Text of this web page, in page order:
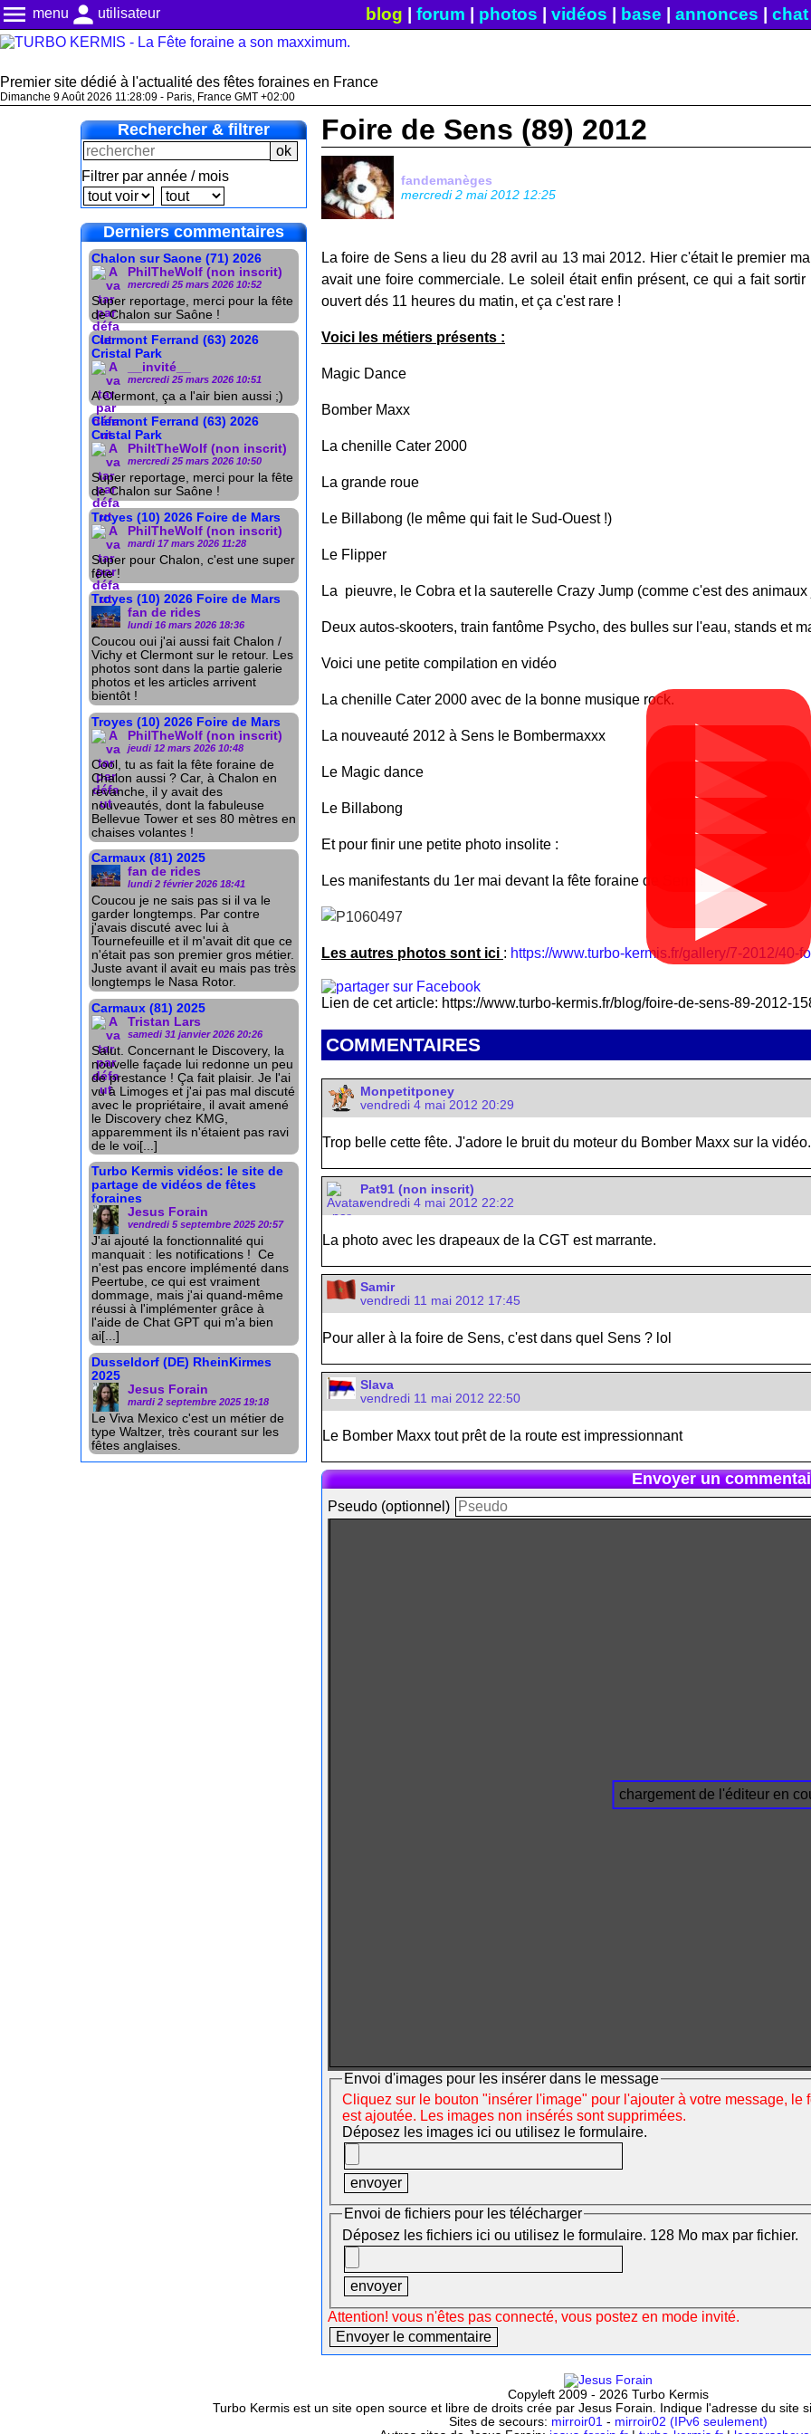
menu menu person utilisateur blog forum photos vidéos base annonces chat
Premier site dédié à l'actualité des fêtes foraines en France
Dimanche 9 Août 2026 11:28:10 - Paris, France GMT +02:00
Rechercher & filtrer
Filtrer par année / mois
Derniers commentaires
Chalon sur Saone (71) 2026
PhilTheWolf (non inscrit)
mercredi 25 mars 2026 10:52
Super reportage, merci pour la fête
de Chalon sur Saône !
Clermont Ferrand (63) 2026
Cristal Park
__invité__
mercredi 25 mars 2026 10:51
A Clermont, ça a l'air bien aussi ;)
Clermont Ferrand (63) 2026
Cristal Park
PhiltTheWolf (non inscrit)
mercredi 25 mars 2026 10:50
Super reportage, merci pour la fête
de Chalon sur Saône !
Troyes (10) 2026 Foire de Mars
PhilTheWolf (non inscrit)
mardi 17 mars 2026 11:28
Super pour Chalon, c'est une super
fête !
Troyes (10) 2026 Foire de Mars
fan de rides
lundi 16 mars 2026 18:36
Coucou oui j'ai aussi fait Chalon /
Vichy et Clermont sur le retour. Les
photos sont dans la partie galerie
photos et les articles arrivent
bientôt !
Troyes (10) 2026 Foire de Mars
PhilTheWolf (non inscrit)
jeudi 12 mars 2026 10:48
Cool, tu as fait la fête foraine de
Chalon aussi ? Car, à Chalon en
revanche, il y avait des
nouveautés, dont la fabuleuse
Bellevue Tower et ses 80 mètres en
chaises volantes !
Carmaux (81) 2025
fan de rides
lundi 2 février 2026 18:41
Coucou je ne sais pas si il va le
garder longtemps. Par contre
j'avais discuté avec lui à
Tournefeuille et il m'avait dit que ce
n'était pas son premier gros métier.
Juste avant il avait eu mais pas très
longtemps le Nasa Rotor.
Carmaux (81) 2025
Tristan Lars
samedi 31 janvier 2026 20:26
Salut. Concernant le Discovery, la
nouvelle façade lui redonne un peu
de prestance ! Ça fait plaisir. Je l'ai
vu à Limoges et j'ai pas mal discuté
avec le propriétaire, il avait amené
le Discovery chez KMG,
apparemment ils n'étaient pas ravi
de le voi[...]
Turbo Kermis vidéos: le site de
partage de vidéos de fêtes
foraines
Jesus Forain
vendredi 5 septembre 2025 20:57
J'ai ajouté la fonctionnalité qui
manquait : les notifications ! Ce
n'est pas encore implémenté dans
Peertube, ce qui est vraiment
dommage, mais j'ai quand-même
réussi à l'implémenter grâce à
l'aide de Chat GPT qui m'a bien
ai[...]
Dusseldorf (DE) RheinKirmes
2025
Jesus Forain
mardi 2 septembre 2025 19:18
Le Viva Mexico c'est un métier de
type Waltzer, très courant sur les
fêtes anglaises.
Foire de Sens (89) 2012
fandemanèges
mercredi 2 mai 2012 12:25
La foire de Sens a lieu du 28 avril au 13 mai 2012. Hier c'était le premier
avait une foire commerciale. Le soleil était enfin présent, ce qui a fait
ouvert dés 11 heures du matin, et ça c'est rare !
Voici les métiers présents :
Magic Dance
Bomber Maxx
La chenille Cater 2000
La grande roue
Le Billabong (le même qui fait le Sud-Ouest !)
Le Flipper
La pieuvre, le Cobra et la sauterelle Crazy Jump (comme c'est des
Deux autos-skooters, train fantôme Psycho, des bulles sur l'eau, stands et
Voici une petite compilation en vidéo
▶
La chenille Cater 2000 avec de la bonne musique rock.
▶
La nouveauté 2012 à Sens le Bombermaxxx
▶
Le Magic dance
▶
Le Billabong
▶
Et pour finir une petite photo insolite :
Les manifestants du 1er mai devant la fête foraine de Sens !
Les autres photos sont ici : https://www.turbo-kermis.fr/gallery/7-2012/40-
Lien de cet article: https://www.turbo-kermis.fr/blog/foire-de-sens-89-2012-
COMMENTAIRES
Monpetitponey
vendredi 4 mai 2012 20:29
Trop belle cette fête. J'adore le bruit du moteur du Bomber Maxx sur la
Pat91 (non inscrit)
vendredi 4 mai 2012 22:22
La photo avec les drapeaux de la CGT est marrante.
Samir
vendredi 11 mai 2012 17:45
Pour aller à la foire de Sens, c'est dans quel Sens ? lol
Slava
vendredi 11 mai 2012 22:50
Le Bomber Maxx tout prêt de la route est impressionnant
Envoyer un
Pseudo (optionnel)
chargement de l'éditeur en
Envoi d'images pour les insérer dans le message
Cliquez sur le bouton "insérer l'image" pour l'ajouter à votre message,
est ajoutée. Les images non insérés sont supprimées.
Déposez les images ici ou utilisez le formulaire.
Envoi de fichiers pour les télécharger
Déposez les fichiers ici ou utilisez le formulaire. 128 Mo max par fichier.
Attention! vous n'êtes pas connecté, vous postez en mode invité.
Copyleft 2009 - 2026 Turbo Kermis
Turbo Kermis est un site open source et libre de droits crée par Jesus Forain. Indique l'adresse du site
Sites de secours: mirroir01 - mirroir02 (IPv6 seulement)